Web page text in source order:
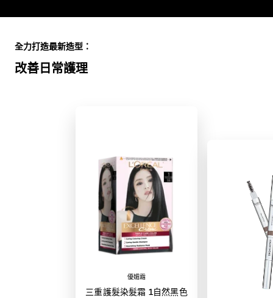
改善日常護理
全力打造最新造型：
優媚霜
三重護髮染髮霜 1自然黑色